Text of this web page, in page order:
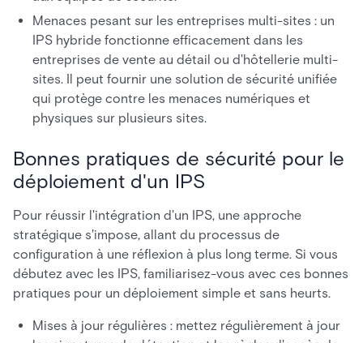
Menaces pesant sur les entreprises multi-sites : un
IPS hybride fonctionne efficacement dans les
entreprises de vente au détail ou d'hôtellerie multi-
sites. Il peut fournir une solution de sécurité unifiée
qui protège contre les menaces numériques et
physiques sur plusieurs sites.
Bonnes pratiques de sécurité pour le
déploiement d'un IPS
Pour réussir l'intégration d'un IPS, une approche
stratégique s'impose, allant du processus de
configuration à une réflexion à plus long terme. Si vous
débutez avec les IPS, familiarisez-vous avec ces bonnes
pratiques pour un déploiement simple et sans heurts.
Mises à jour régulières : mettez régulièrement à jour